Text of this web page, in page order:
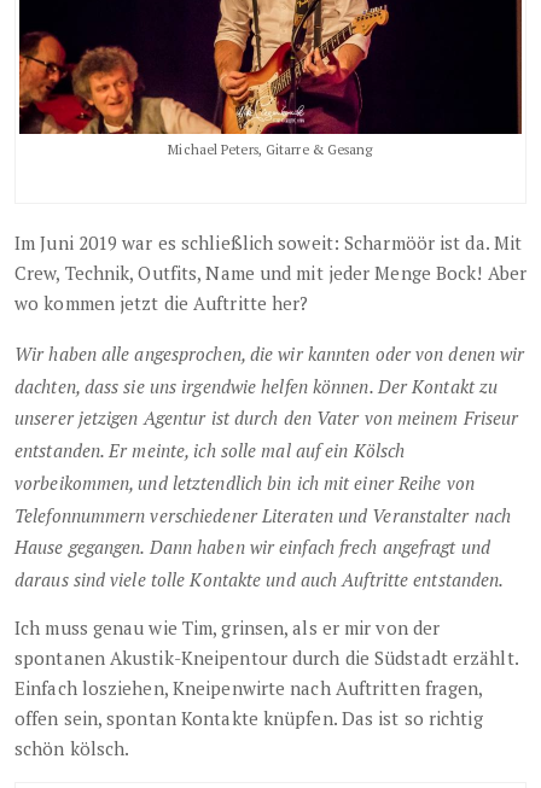
Michael Peters, Gitarre & Gesang
Im Juni 2019 war es schließlich soweit: Scharmöör ist da. Mit
Crew, Technik, Outfits, Name und mit jeder Menge Bock! Aber
wo kommen jetzt die Auftritte her?
Wir haben alle angesprochen, die wir kannten oder von denen wir
dachten, dass sie uns irgendwie helfen können. Der Kontakt zu
unserer jetzigen Agentur ist durch den Vater von meinem Friseur
entstanden. Er meinte, ich solle mal auf ein Kölsch
vorbeikommen, und letztendlich bin ich mit einer Reihe von
Telefonnummern verschiedener Literaten und Veranstalter nach
Hause gegangen. Dann haben wir einfach frech angefragt und
daraus sind viele tolle Kontakte und auch Auftritte entstanden.
Ich muss genau wie Tim, grinsen, als er mir von der
spontanen Akustik-Kneipentour durch die Südstadt erzählt.
Einfach losziehen, Kneipenwirte nach Auftritten fragen,
offen sein, spontan Kontakte knüpfen. Das ist so richtig
schön kölsch.